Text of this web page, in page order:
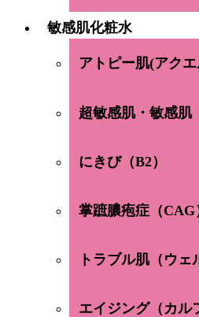
敏感肌化粧水
アトピー肌(アクエ
超敏感肌・敏感肌
にきび（B2）
掌蹠膿疱症（CAG
トラブル肌（ウェ
エイジング（カル